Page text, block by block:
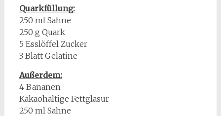
Quarkfüllung:
250 ml Sahne
250 g Quark
5 Esslöffel Zucker
3 Blatt Gelatine
Außerdem:
4 Bananen
Kakaohaltige Fettglasur
250 ml Sahne